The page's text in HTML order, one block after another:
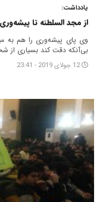
یادداشت:
از مجد السلطنه تا
وی پای پیشه‌وری را هم به
بی‌آنکه دقت کند بسیاری از
12 جولای 2019 - 23:41